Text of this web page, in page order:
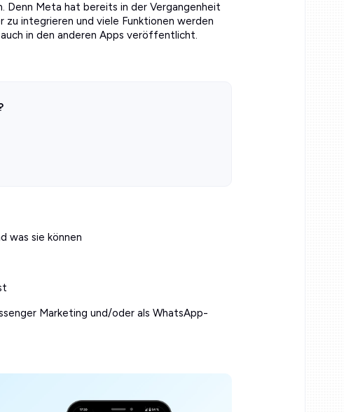
Denn Meta hat bereits in der Vergangenheit
integrieren und viele Funktionen werden
in den anderen Apps veröffentlicht.
was sie können
Marketing und/oder als WhatsApp-